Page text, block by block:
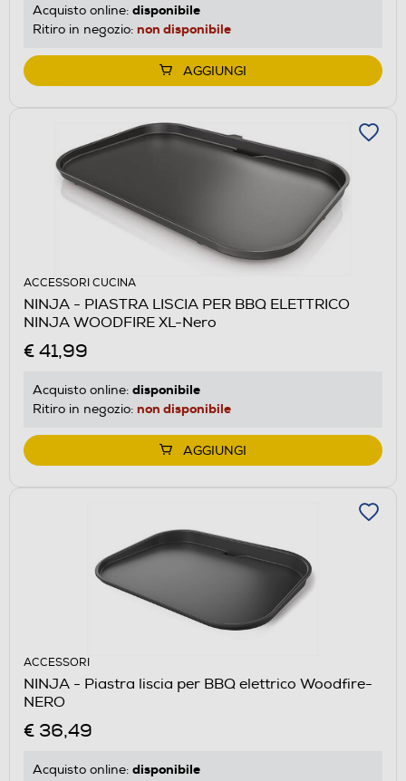
Acquisto online: disponibile
Ritiro in negozio: non disponibile
AGGIUNGI
ACCESSORI CUCINA
NINJA - PIASTRA LISCIA PER BBQ ELETTRICO
NINJA WOODFIRE XL-Nero
€ 41,99
Acquisto online: disponibile
Ritiro in negozio: non disponibile
AGGIUNGI
ACCESSORI
NINJA - Piastra liscia per BBQ elettrico Woodfire-
NERO
€ 36,49
Acquisto online: disponibile